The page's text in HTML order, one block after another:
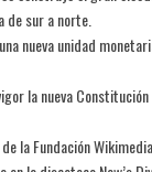
de sur a norte.
nueva unidad
la nueva
la Fundación Wikimedia.